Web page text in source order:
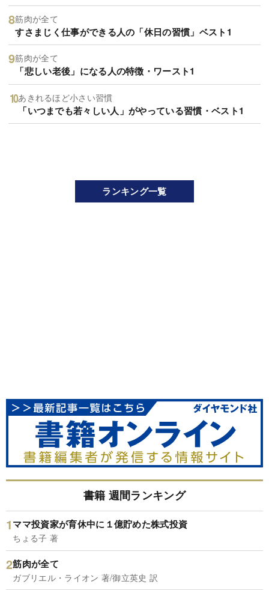
筋肉が全て
すさまじく仕事ができる人の「休日の習慣」ベスト1
筋肉が全て
「悲しい老後」になる人の特徴・ワースト1
あきれるほど小さい習慣
「いつまでも若々しい人」がやっている習慣・ベスト1
ランキング一覧
書籍 週間ランキング
ママ投資家が育休中に１億貯めた株式投資
ちょる子 著
筋肉が全て
ガブリエル・ライオン 著/御立英史 訳